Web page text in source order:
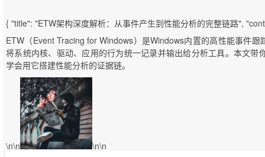
{ "title": "ETW架构深度解析：从事件产生到性能分析的完整链路",
ETW（Event Tracing for Windows）是Windows内置的高性能事件
将系统内核、驱动、应用的行为统一记录并输出给分析工具。本文带
学会用它搭建性能分析的证据链。
\n\n \n\n